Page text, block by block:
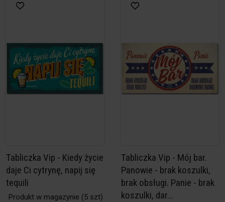
Tabliczka Vip - Kiedy życie
daje Ci cytrynę, napij się
tequili
Produkt w magazynie (5 szt)
Tabliczka Vip - Mój bar.
Panowie - brak koszulki,
brak obsługi. Panie - brak
koszulki, dar...